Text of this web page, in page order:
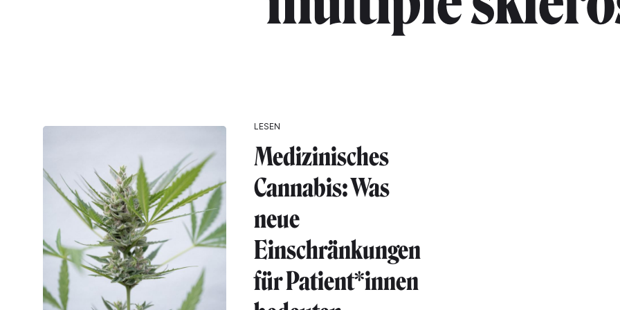
LESEN
Medizinisches
Cannabis: Was
neue
Einschränkungen
für Patient*innen